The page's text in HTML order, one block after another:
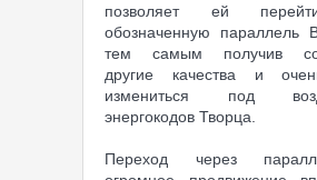
позволяет ей
обозначенную параллель
тем самым получив
другие качества и
измениться под
энергокодов Творца.
Переход через